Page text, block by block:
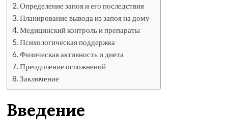
Определение запоя и его последствия
Планирование вывода из запоя на дому
Медицинский контроль и препараты
Психологическая поддержка
Физическая активность и диета
Преодоление осложнений
Заключение
Введение